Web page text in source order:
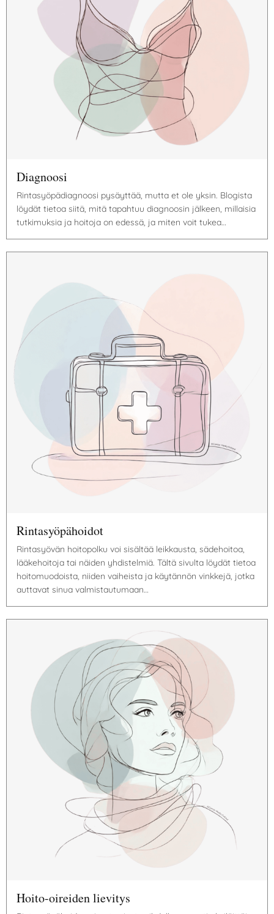
Diagnoosi
Rintasyöpädiagnoosi pysäyttää, mutta et ole yksin. Blogista
löydät tietoa siitä, mitä tapahtuu diagnoosin jälkeen, millaisia
tutkimuksia ja hoitoja on edessä, ja miten voit tukea…
Rintasyöpähoidot
Rintasyövän hoitopolku voi sisältää leikkausta, sädehoitoa,
lääkehoitoja tai näiden yhdistelmiä. Tältä sivulta löydät tietoa
hoitomuodoista, niiden vaiheista ja käytännön vinkkejä, jotka
auttavat sinua valmistautumaan…
Hoito-oireiden lievitys